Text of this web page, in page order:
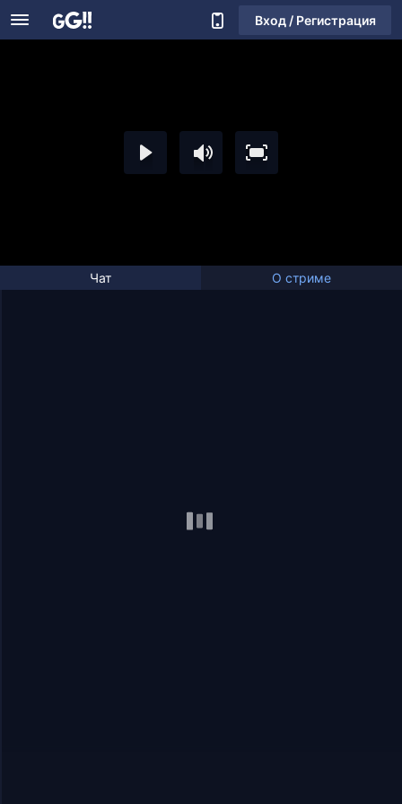
Вход / Регистрация
Чат О стриме